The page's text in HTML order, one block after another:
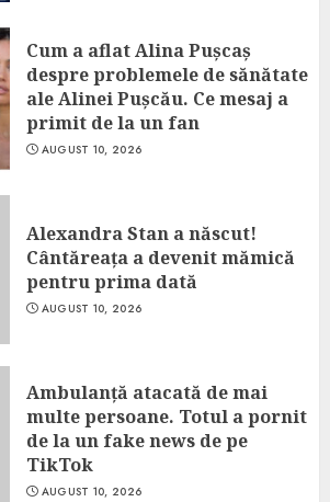
Cum a aflat Alina Pușcaș
despre problemele de sănătate
ale Alinei Pușcău. Ce mesaj a
primit de la un fan
AUGUST 10, 2026
Alexandra Stan a născut!
Cântăreața a devenit mămică
pentru prima dată
AUGUST 10, 2026
Ambulanță atacată de mai
multe persoane. Totul a pornit
de la un fake news de pe
TikTok
AUGUST 10, 2026